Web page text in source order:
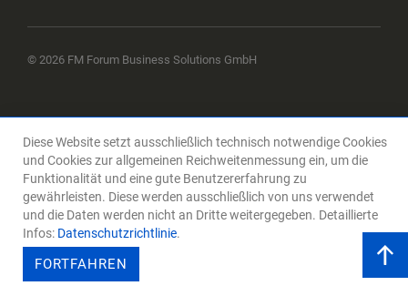
© 2026 FM Forum Business Solutions GmbH
Diese Website setzt ausschließlich technisch notwendige Cookies
und Cookies zur allgemeinen Reichweitenmessung ein, um die
Funktionalität und eine gute Benutzererfahrung zu
gewährleisten. Diese werden ausschließlich von uns verwendet
und die Daten werden nicht an Dritte weitergegeben. Detaillierte
Infos: Datenschutzrichtlinie.
FORTFAHREN